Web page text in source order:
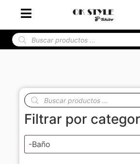
Filtrar por
-Baño